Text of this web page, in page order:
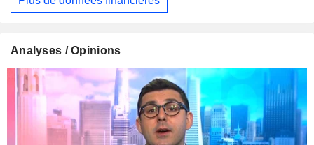
Analyses / Opinions